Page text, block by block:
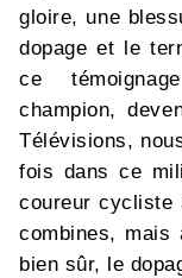
gloire, une
dopage et le
ce
champion,
Télévisions,
fois dans ce
coureur cycliste
combines,
bien sûr, le